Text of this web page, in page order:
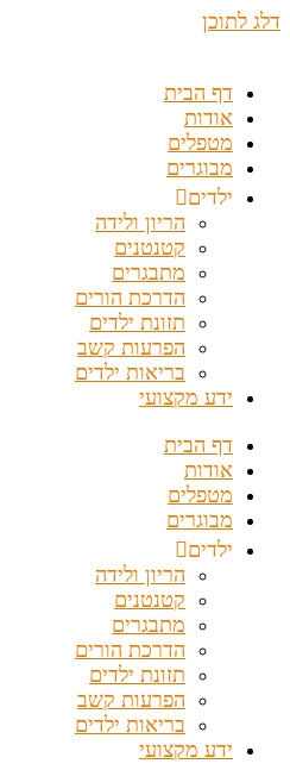
דלג לתוכן
דף הבית
אודות
מטפלים
מבוגרים
ילדים
הריון ולידה
קטנטנים
מתבגרים
הדרכת הורים
תזונת ילדים
הפרעות קשב
בריאות ילדים
ידע מקצועי
דף הבית
אודות
מטפלים
מבוגרים
ילדים
הריון ולידה
קטנטנים
מתבגרים
הדרכת הורים
תזונת ילדים
הפרעות קשב
בריאות ילדים
ידע מקצועי